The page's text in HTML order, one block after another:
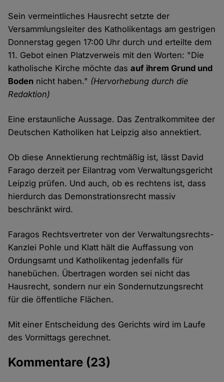
Sein vermeintliches Hausrecht setzte der
Versammlungsleiter des Katholikentags am gestrigen
Donnerstag gegen 17:00 Uhr durch und erteilte dem
11. Gebot einen Platzverweis mit den Worten: "Die
katholische Kirche möchte dasauf ihrem Grund und
Boden nicht haben." (Hervorhebung durch die
Redaktion)
Eine erstaunliche Aussage. Das Zentralkommitee der
Deutschen Katholiken hat Leipzig also annektiert.
Ob diese Annektierung rechtmäßig ist, lässt David
Farago derzeit per Eilantrag vom Verwaltungsgericht
Leipzig prüfen. Und auch, ob es rechtens ist, dass
hierdurch das Demonstrationsrecht massiv
beschränkt wird.
Faragos Rechtsvertreter von der Verwaltungsrechts-
Kanzlei Pohle und Klatt hält die Auffassung von
Ordungsamt und Katholikentag jedenfalls für
hanebüchen. Übertragen worden sei nicht das
Hausrecht, sondern nur ein Sondernutzungsrecht
für die öffentliche Flächen.
Mit einer Entscheidung des Gerichts wird im Laufe
des Vormittags gerechnet.
Kommentare (23)